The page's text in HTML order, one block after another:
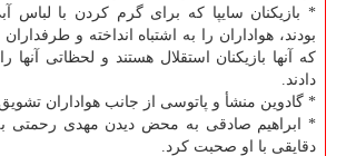
* بازیكنان سایپا كه برای گرم كردن با لباس
بودند، هواداران را به اشتباه انداخته و
كه آنها بازیكنان استقلال هستند و لحظاتی آنها
دادند.
* گادوین منشأ و پاتوسی از جانب هواداران
* ابراهیم صادقی به محض دیدن مهدی
دقایقی با او صحبت كرد.